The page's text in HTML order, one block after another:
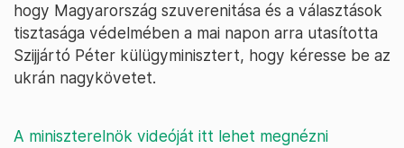
hogy Magyarország szuverenitása és a választások
tisztasága védelmében a mai napon arra utasította
Szijjártó Péter külügyminisztert, hogy kéresse be az
ukrán nagykövetet.
A miniszterelnök videóját itt lehet megnézni